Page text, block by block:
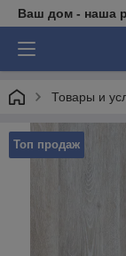
Ваш дом - наша
Товары и
Топ продаж